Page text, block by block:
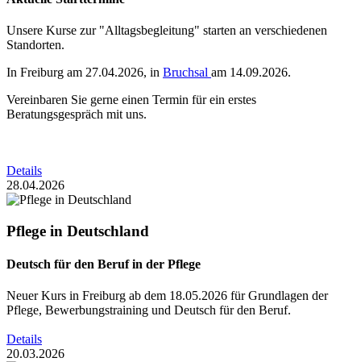
Unsere Kurse zur "Alltagsbegleitung" starten an verschiedenen
Standorten.
In Freiburg am 27.04.2026, in Bruchsal am 14.09.2026.
Vereinbaren Sie gerne einen Termin für ein erstes
Beratungsgespräch mit uns.
Details
28.04.2026
Pflege in Deutschland
Deutsch für den Beruf in der Pflege
Neuer Kurs in Freiburg ab dem 18.05.2026 für Grundlagen der
Pflege, Bewerbungstraining und Deutsch für den Beruf.
Details
20.03.2026